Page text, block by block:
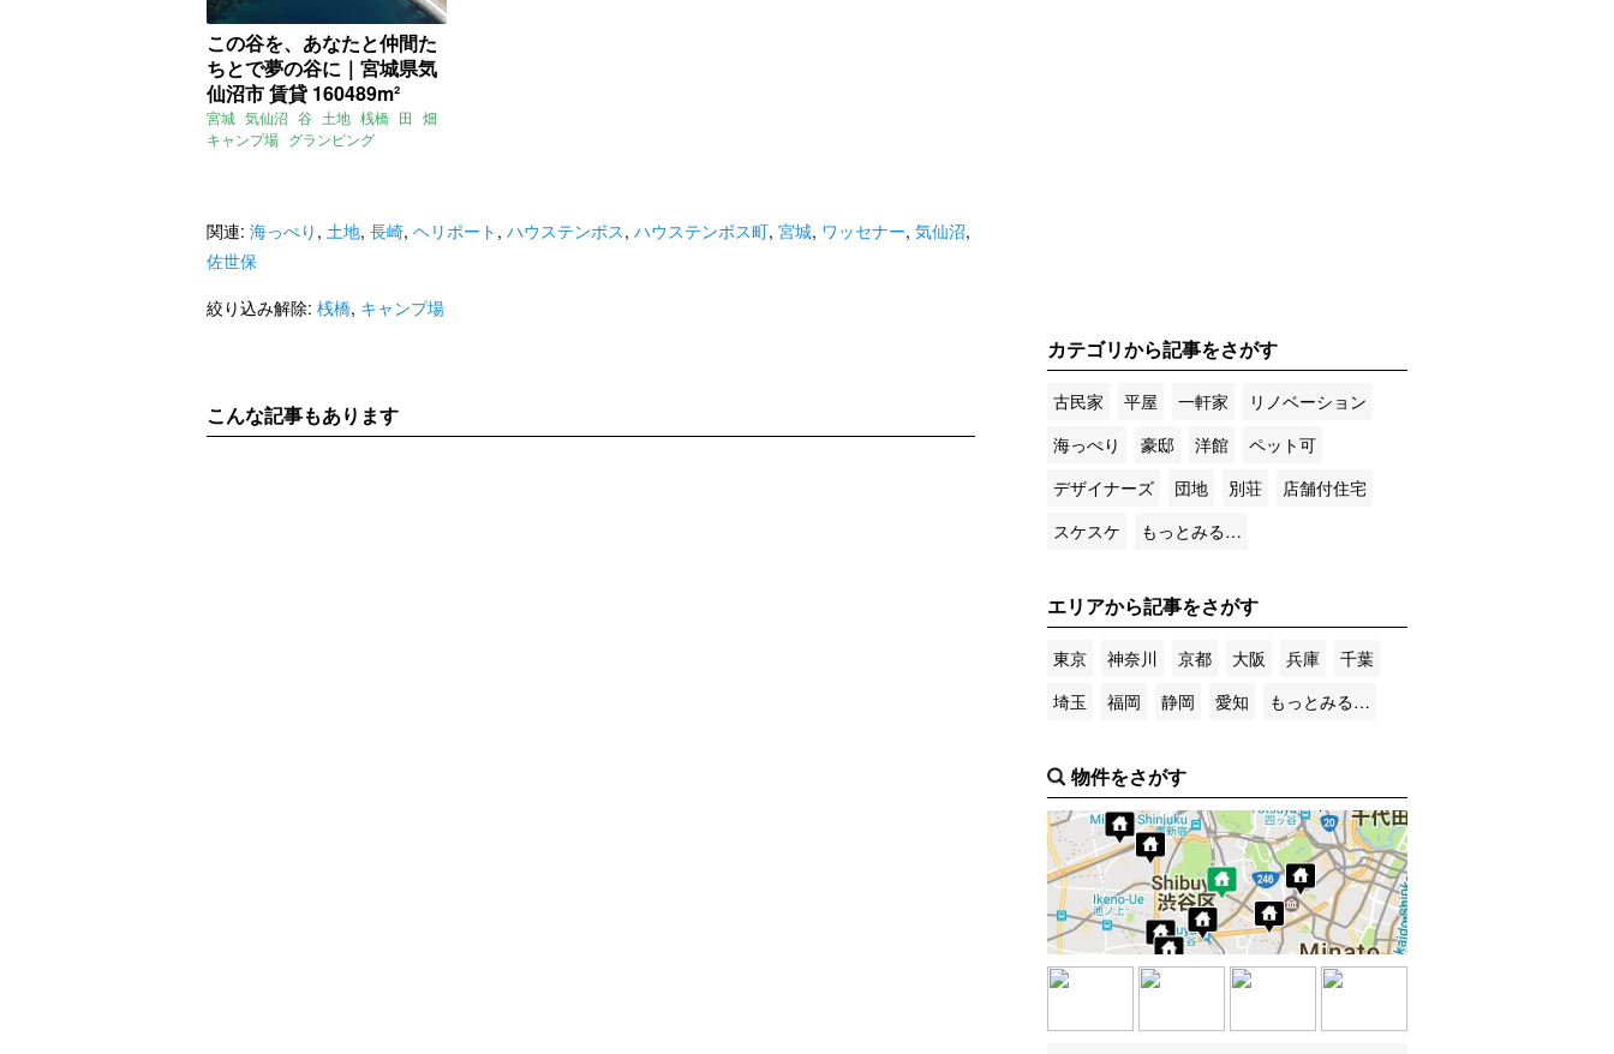
この谷を、あなたと仲間た
ちとで夢の谷に｜宮城県気
仙沼市 賃貸 160489m²
宮城 気仙沼 谷 土地 桟橋 田 畑
キャンプ場 グランピング
関連: 海っぺり , 土地, 長崎, ヘリポート , ハウステンボス, ハウステンボス町, 宮城, ワッセナー, 気仙沼,
佐世保
絞り込み解除: 桟橋, キャンプ場
こんな記事もあります
カテゴリから記事をさがす
古民家 平屋 一軒家
リノベーション
海っぺり
豪邸 洋館
ペット可
デザイナーズ
団地 別荘
店舗付住宅
スケスケ
もっとみる…
エリアから記事をさがす
東京 神奈川 京都 大阪 兵庫
千葉
埼玉
福岡 静岡 愛知 もっとみる…
物件をさがす